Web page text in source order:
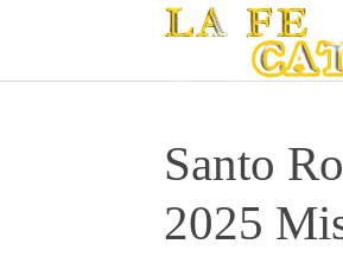
Santo
2025